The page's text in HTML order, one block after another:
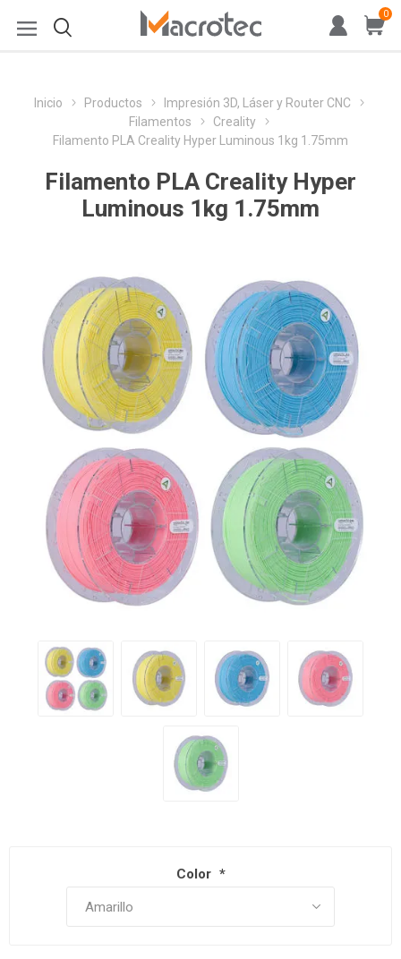
0
Inicio Productos
Impresión 3D, Láser y Router CNC
Filamentos
Creality
Filamento PLA Creality Hyper Luminous 1kg 1.75mm
Filamento PLA Creality Hyper
Luminous 1kg 1.75mm
Color *